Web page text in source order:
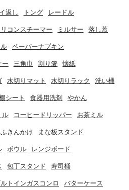
返し トング レードル
コンスチーマー ミルサー 落し蓋
ペーパーナプキン
ー 三角巾 割り箸 懐紙
水切りマット 水切りラック 洗い桶
シート 食器用洗剤 やかん
ル コーヒードリッパー お茶ミル
ふきんかけ まな板スタンド
ボウル レンジボード
包丁スタンド 寿司桶
ルトインガスコンロ バターケース